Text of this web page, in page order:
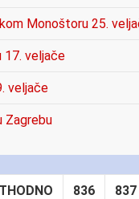
Monoštoru 25.
17. veljače
veljače
Zagrebu
836 837